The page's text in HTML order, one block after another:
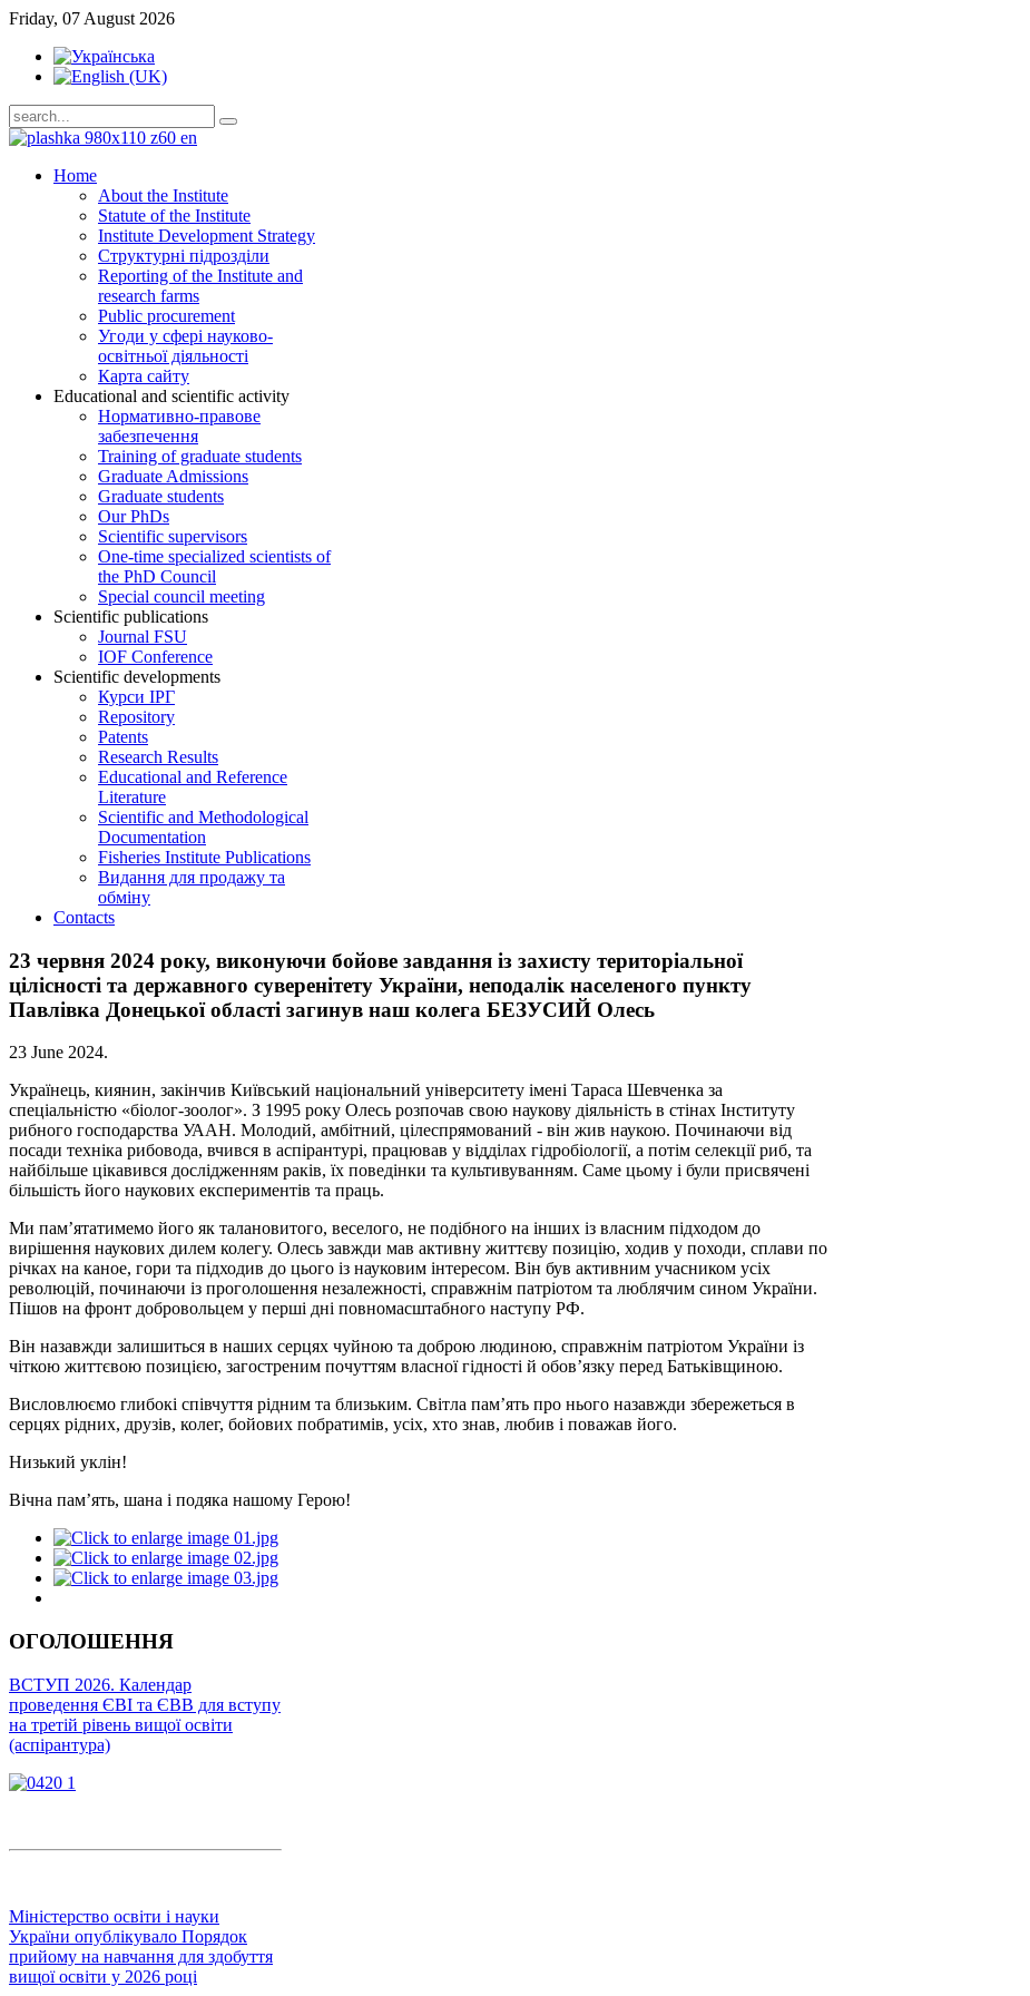
Friday, 07 August 2026
Home
About the Institute
Statute of the Institute
Institute Development Strategy
Структурні підрозділи
Reporting of the Institute and
research farms
Public procurement
Угоди у сфері науково-
освітньої діяльності
Карта сайту
Educational and scientific activity
Нормативно-правове
забезпечення
Training of graduate students
Graduate Admissions
Graduate students
Our PhDs
Scientific supervisors
One-time specialized scientists of
the PhD Council
Special council meeting
Scientific publications
Journal FSU
IOF Conference
Scientific developments
Курси ІРГ
Repository
Patents
Research Results
Educational and Reference
Literature
Scientific and Methodological
Documentation
Fisheries Institute Publications
Видання для продажу та
обміну
Contacts
23 червня 2024 року, виконуючи бойове завдання із захисту територіальної
цілісності та державного суверенітету України, неподалік населеного пункту
Павлівка Донецької області загинув наш колега БЕЗУСИЙ Олесь
23 June 2024.
Українець, киянин, закінчив Київський національний університету імені Тараса Шевченка за
спеціальністю «біолог-зоолог». З 1995 року Олесь розпочав свою наукову діяльність в стінах Інституту
рибного господарства УААН. Молодий, амбітний, цілеспрямований - він жив наукою. Починаючи від
посади техніка рибовода, вчився в аспірантурі, працював у відділах гідробіології, а потім селекції риб, та
найбільше цікавився дослідженням раків, їх поведінки та культивуванням. Саме цьому і були присвячені
більшість його наукових експериментів та праць.
Ми пам’ятатимемо його як талановитого, веселого, не подібного на інших із власним підходом до
вирішення наукових дилем колегу. Олесь завжди мав активну життєву позицію, ходив у походи, сплави по
річках на каное, гори та підходив до цього із науковим інтересом. Він був активним учасником усіх
революцій, починаючи із проголошення незалежності, справжнім патріотом та люблячим сином України.
Пішов на фронт добровольцем у перші дні повномасштабного наступу РФ.
Він назавжди залишиться в наших серцях чуйною та доброю людиною, справжнім патріотом України із
чіткою життєвою позицією, загостреним почуттям власної гідності й обов’язку перед Батьківщиною.
Висловлюємо глибокі співчуття рідним та близьким. Світла пам’ять про нього назавжди збережеться в
серцях рідних, друзів, колег, бойових побратимів, усіх, хто знав, любив і поважав його.
Низький уклін!
Вічна пам’ять, шана і подяка нашому Герою!
ОГОЛОШЕННЯ
ВСТУП 2026. Календар
проведення ЄВІ та ЄВВ для вступу
на третій рівень вищої освіти
(аспірантура)
Міністерство освіти і науки
України опублікувало Порядок
прийому на навчання для здобуття
вищої освіти у 2026 році